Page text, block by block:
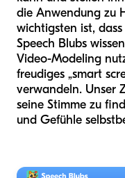
die Anwendung zu
wichtigsten ist,
Speech Blubs
Video-Modeling
freudiges „smart
verwandeln. Unser
seine Stimme zu
und Gefühle